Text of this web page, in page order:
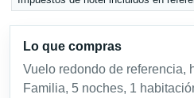
Lo que compras
Vuelo redondo de referencia,
Familia, 5 noches, 1